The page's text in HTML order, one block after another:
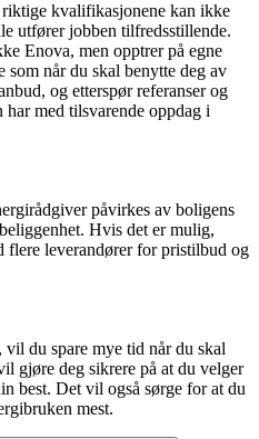
kvalifikasjonene kan ikke
utfører jobben tilfredsstillende.
Enova, men opptrer på egne
som når du skal benytte deg av
og etterspør referanser og
med tilsvarende oppdag i
påvirkes av boligens
Hvis det er mulig,
flere leverandører for pristilbud og
vil du spare mye tid når du skal
gjøre deg sikrere på at du velger
best. Det vil også sørge for at du
mest.